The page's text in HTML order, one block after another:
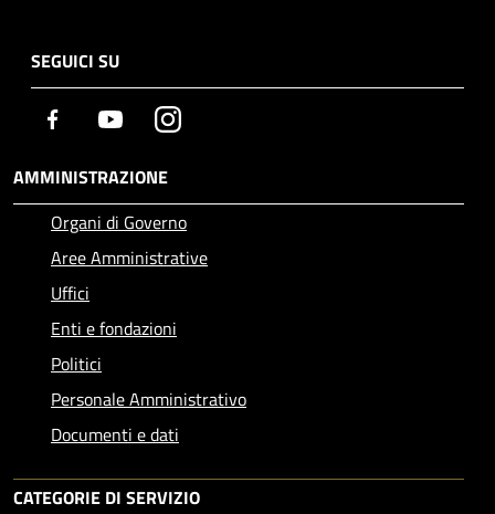
SEGUICI SU
Facebook YoutubeInstagram
AMMINISTRAZIONE
Organi di Governo
Aree Amministrative
Uffici
Enti e fondazioni
Politici
Personale Amministrativo
Documenti e dati
CATEGORIE DI SERVIZIO